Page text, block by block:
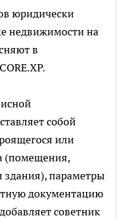
юридически
недвижимости на
в
собой
или
(помещения,
параметры
документацию
советник